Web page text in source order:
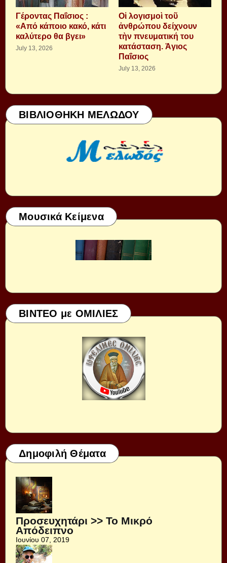
Γέροντας Παΐσιος :
«Από κάποιο κακό, κάτι
καλύτερο θα βγει»
July 13, 2026
Οἱ λογισμοὶ τοῦ
ἀνθρώπου δείχνουν
τὴν πνευματική του
κατάσταση. Ἁγιος
Παΐσιος
July 13, 2026
ΒΙΒΛΙΟΘΗΚΗ ΜΕΛΩΔΟΥ
Μουσικά Κείμενα
ΒΙΝΤΕΟ με ΟΜΙΛΙΕΣ
Δημοφιλή Θέματα
Προσευχητάρι >> Το Μικρό
Απόδειπνο
Ιουνίου 07, 2019